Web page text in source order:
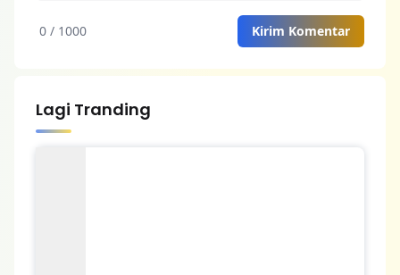
0 / 1000 Kirim Komentar
Lagi Tranding